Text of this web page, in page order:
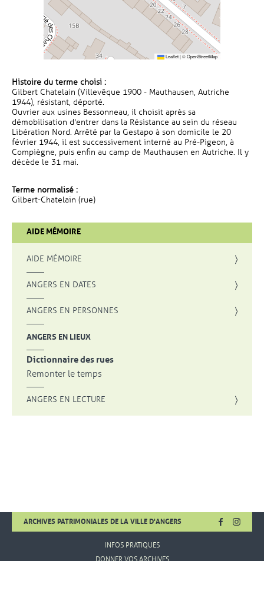
Leaflet|©OpenStreetMap
Histoire du terme choisi :
Gilbert Chatelain (Villevêque 1900 - Mauthausen, Autriche
1944), résistant, déporté.
Ouvrier aux usines Bessonneau, il choisit après sa
démobilisation d'entrer dans la Résistance au sein du réseau
Libération Nord. Arrêté par la Gestapo à son domicile le 20
février 1944, il est successivement interné au Pré-Pigeon, à
Compiègne, puis enfin au camp de Mauthausen en Autriche. Il y
décède le 31 mai.
Terme normalisé :
Gilbert-Chatelain (rue)
AIDE MÉMOIRE
AIDE MÉMOIRE
ANGERS EN DATES
ANGERS EN PERSONNES
ANGERS EN LIEUX
Dictionnaire des rues
Remonter le temps
ANGERS EN LECTURE
ARCHIVES PATRIMONIALES DE LA VILLE D'ANGERS FACEBOOK
, OUVRE
,
INFOS PRATIQUES
DONNER VOS ARCHIVES